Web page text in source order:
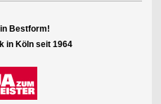
Bestform!
in Köln seit 1964